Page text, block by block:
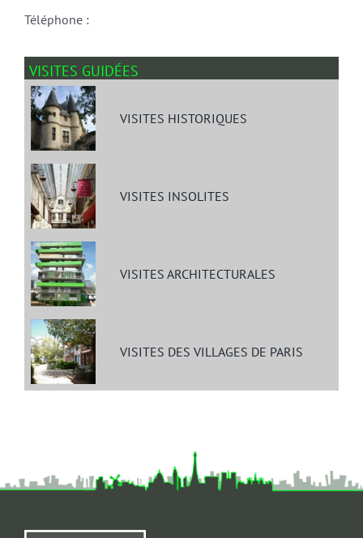
Téléphone :
VISITES GUIDÉES
VISITES HISTORIQUES
VISITES INSOLITES
VISITES ARCHITECTURALES
VISITES DES VILLAGES DE PARIS